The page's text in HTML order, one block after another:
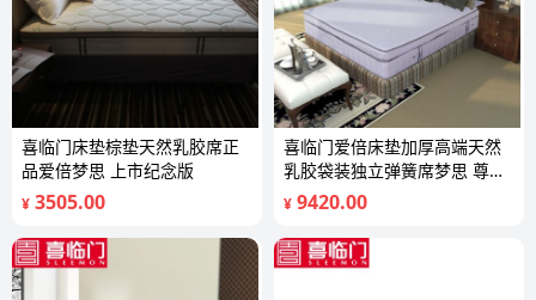
喜临门床垫棕垫天然乳胶席正
品爱倍梦思 上市纪念版
¥ 3505.00
喜临门爱倍床垫加厚高端天然
乳胶袋装独立弹簧席梦思 尊铂
E300
¥ 9420.00